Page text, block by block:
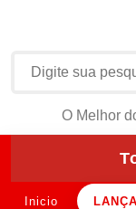
O Melhor
Inicio